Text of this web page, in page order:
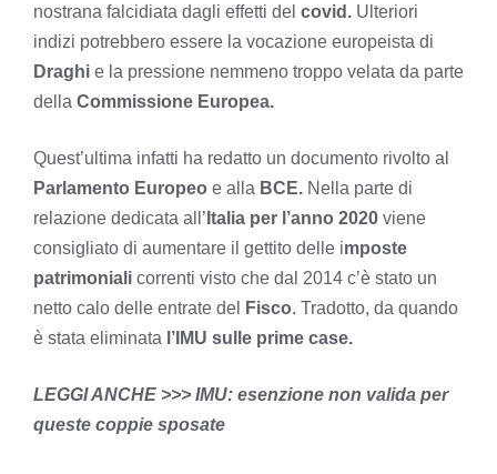
nostrana falcidiata dagli effetti del covid. Ulteriori
indizi potrebbero essere la vocazione europeista di
Draghi e la pressione nemmeno troppo velata da parte
della Commissione Europea.
Quest’ultima infatti ha redatto un documento rivolto al
Parlamento Europeo e alla BCE. Nella parte di
relazione dedicata all’ Italia per l’anno 2020 viene
consigliato di aumentare il gettito delle imposte
patrimoniali correnti visto che dal 2014 c’è stato un
netto calo delle entrate del
Fisco. Tradotto, da quando
è stata eliminata l’IMU sulle prime case.
LEGGI ANCHE >>> IMU: esenzione non valida per
queste coppie sposate